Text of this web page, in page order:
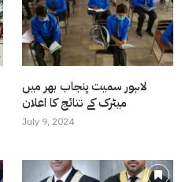
لاہور سمیت پنجاب بھر میں
میٹرک کے نتائج کا اعلان
July 9, 2024